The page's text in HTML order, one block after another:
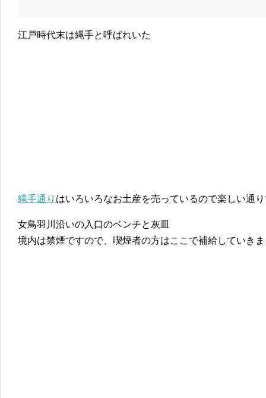
江戸時代末は縄手と呼ばれいた
縄手通り はいろいろなお土産を売っているので楽しい通
女鳥羽川沿いの入口のベンチと灰皿
境内は禁煙ですので、喫煙者の方はここで補給していき